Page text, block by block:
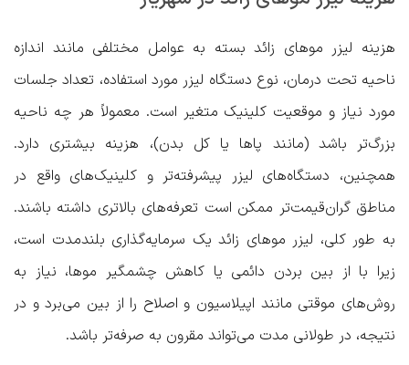
هزینه لیزر موهای زائد بسته به عوامل مختلفی مانند اندازه
ناحیه تحت درمان، نوع دستگاه لیزر مورد استفاده، تعداد جلسات
مورد نیاز و موقعیت کلینیک متغیر است. معمولاً هر چه ناحیه
بزرگ‌تر باشد (مانند پاها یا کل بدن)، هزینه بیشتری دارد.
همچنین، دستگاه‌های لیزر پیشرفته‌تر و کلینیک‌های واقع در
مناطق گران‌قیمت‌تر ممکن است تعرفه‌های بالاتری داشته باشند.
به طور کلی، لیزر موهای زائد یک سرمایه‌گذاری بلندمدت است،
زیرا با از بین بردن دائمی یا کاهش چشمگیر موها، نیاز به
روش‌های موقتی مانند اپیلاسیون و اصلاح را از بین می‌برد و در
نتیجه، در طولانی مدت می‌تواند مقرون به صرفه‌تر باشد.